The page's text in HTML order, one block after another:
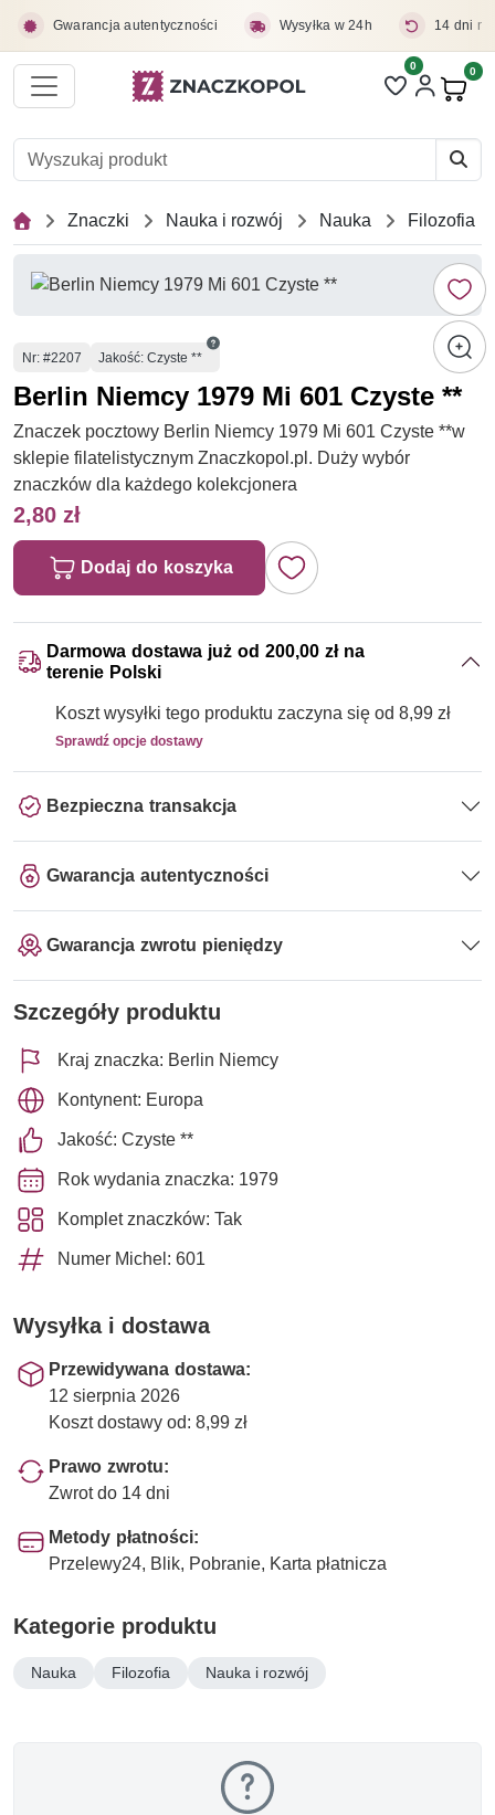
Gwarancja autentyczności Wysyłka w 24h 14 dni
Liczba pozycji
0 0
Znaczki Nauka i rozwój Nauka Filozofia
Numer
Nr: #2207 Jakość: Czyste **
Berlin Niemcy 1979 Mi 601 Czyste **
Znaczek pocztowy Berlin Niemcy 1979 Mi 601 Czyste **w
sklepie filatelistycznym Znaczkopol.pl. Duży wybór
znaczków dla każdego kolekcjonera
2,80 zł
Dodaj do koszyka
Darmowa dostawa już od 200,00 zł na
terenie Polski
Koszt wysyłki tego produktu zaczyna się od 8,99 zł
Sprawdź opcje dostawy
Bezpieczna transakcja
Gwarancja autentyczności
Gwarancja zwrotu pieniędzy
Szczegóły produktu
Kraj znaczka: Berlin Niemcy
Kontynent: Europa
Jakość: Czyste **
Rok wydania znaczka: 1979
Komplet znaczków: Tak
Numer Michel: 601
Wysyłka i dostawa
Przewidywana dostawa:
12 sierpnia 2026
Koszt dostawy od: 8,99 zł
Prawo zwrotu:
Zwrot do 14 dni
Metody płatności:
Przelewy24, Blik, Pobranie, Karta płatnicza
Kategorie produktu
Nauka Filozofia Nauka i rozwój